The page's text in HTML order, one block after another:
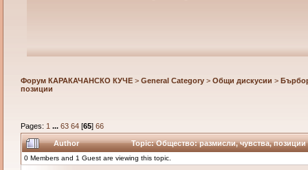
Форум КАРАКАЧАНСКО КУЧЕ> General Category> Общи дискусии >
позиции
Pages: 1 ... 63 64[65] 66
Author Topic: Общество: размисли, чувства, позиции
0 Members and 1 Guest are viewing this topic.